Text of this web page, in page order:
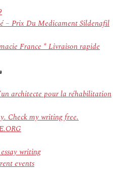
– Prix Du Medicament Sildenafil
France * Livraison rapide
architecte pour la réhabilitation
Check my writing free.
writing
events